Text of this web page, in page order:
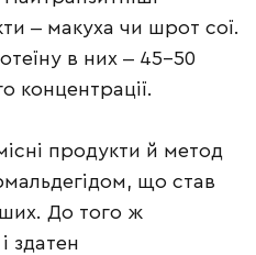
‒ макуха чи шрот сої.
в них ‒ 45-50
концентрації.
продукти й метод
що став
До того ж
здатен